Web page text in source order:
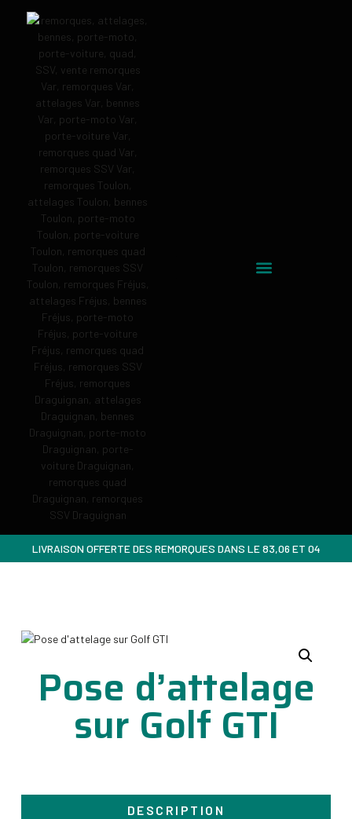
LIVRAISON OFFERTE DES REMORQUES DANS LE 83,06 ET 04
Pose d’attelage
sur Golf GTI
DESCRIPTION